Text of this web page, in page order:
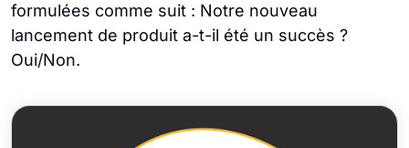
formulées comme suit : Notre nouveau
lancement de produit a-t-il été un succès ?
Oui/Non.